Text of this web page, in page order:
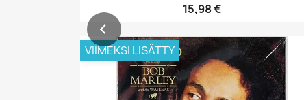
15,98 €
VIIMEKSI LISÄTTY